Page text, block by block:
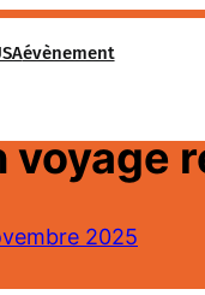
évènement
voyage
2025